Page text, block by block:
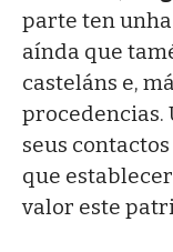
parte ten
aínda que
casteláns e,
procedencias.
seus
que
valor este